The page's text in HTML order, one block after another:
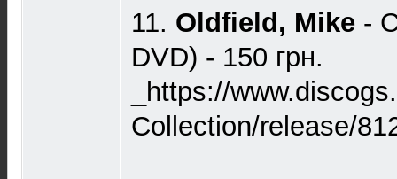
11. Oldfield, Mike -
DVD) - 150 грн.
_https://
Collection/release/